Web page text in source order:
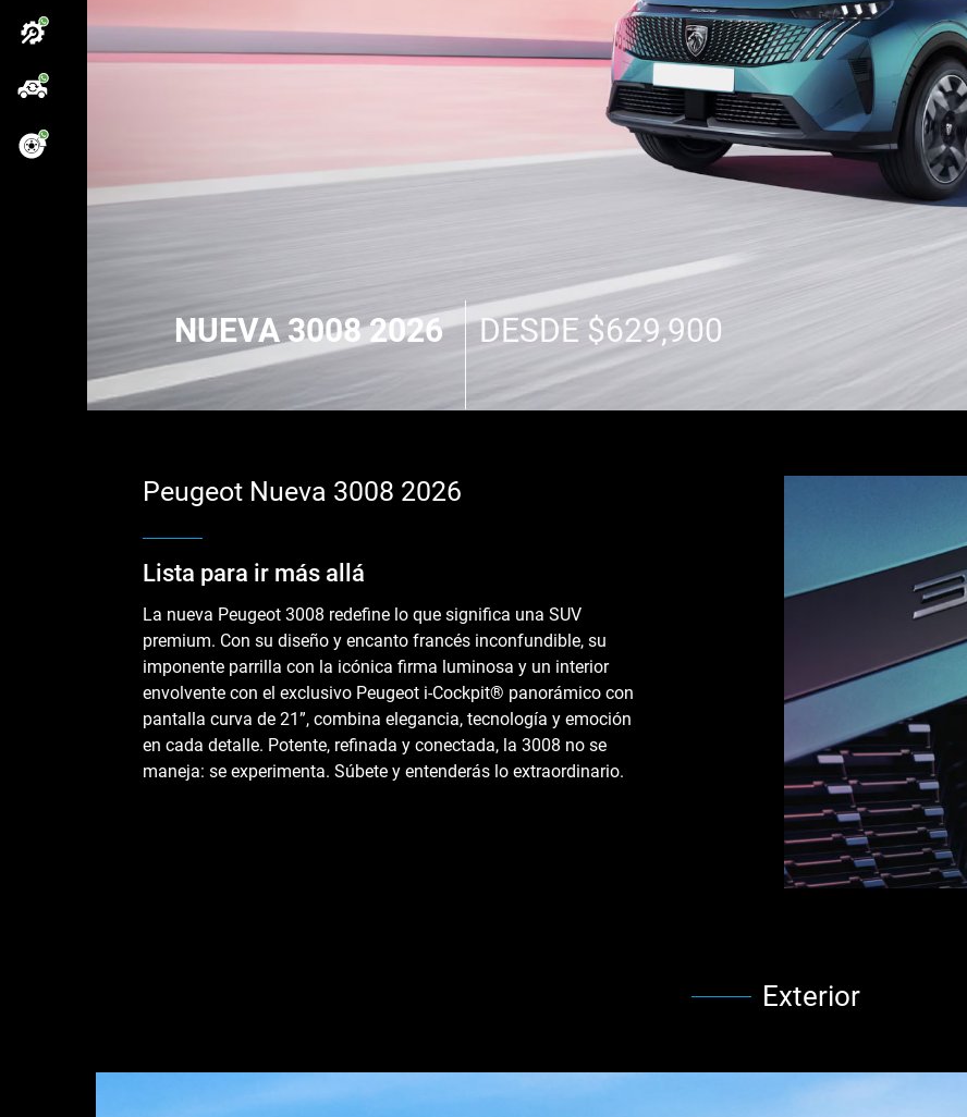
NUEVA 3008 2026 DESDE $629,900
Peugeot Nueva 3008 2026
Lista para ir más allá
La nueva Peugeot 3008 redefine lo que significa una SUV
premium. Con su diseño y encanto francés inconfundible, su
imponente parrilla con la icónica firma luminosa y un interior
envolvente con el exclusivo Peugeot i-Cockpit® panorámico con
pantalla curva de 21”, combina elegancia, tecnología y emoción
en cada detalle. Potente, refinada y conectada, la 3008 no se
maneja: se experimenta. Súbete y entenderás lo extraordinario.
Exterior